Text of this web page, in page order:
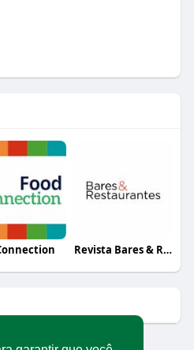
Revista Bares & Restaurantes